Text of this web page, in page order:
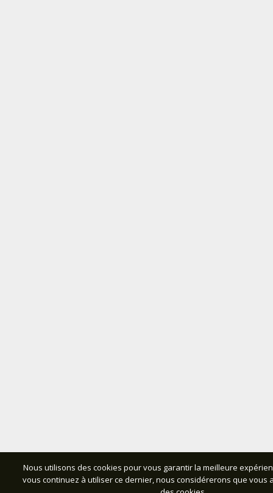
Nous utilisons des cookies pour vous garantir la meilleure
vous continuez à utiliser ce dernier, nous considérerons que vous